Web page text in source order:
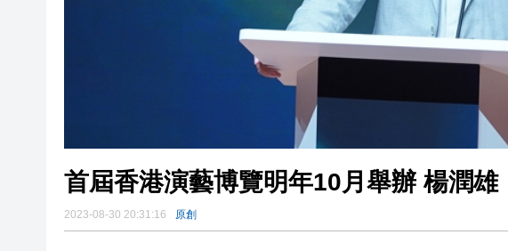
首屆香港演藝博覽明年10月舉辦 楊潤
2023-08-30 20:31:16 原創